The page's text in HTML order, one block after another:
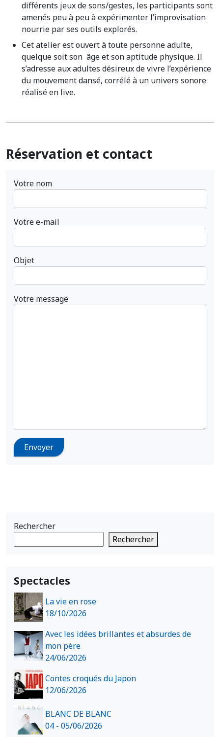
différents jeux de sons/gestes, les participants sont
amenés peu à peu à expérimenter l’improvisation
nourrie par ses outils explorés.
Cet atelier est ouvert à toute personne adulte,
quelque soit son âge et son aptitude physique. Il
s’adresse aux adultes désireux de vivre l’expérience
du mouvement dansé, corrélé à un univers sonore
réalisé en live.
Réservation et contact
Votre nom
Votre e-mail
Objet
Votre message
Rechercher
Rechercher
Spectacles
La vie en rose
18/10/2026
Avec les idées brillantes et absurdes de
mon père
24/06/2026
Contes croqués du Japon
12/06/2026
BLANC DE BLANC
04 - 05/06/2026